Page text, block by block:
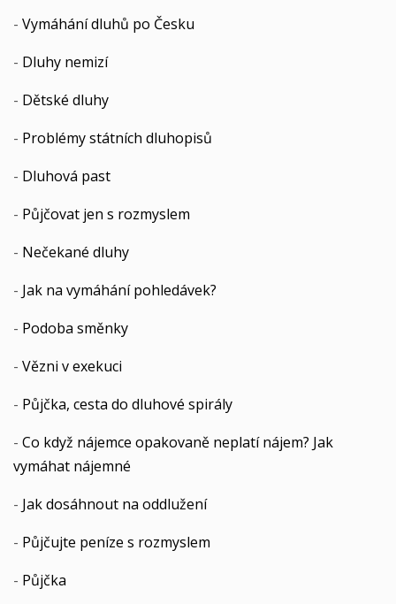
- Vymáhání dluhů po Česku
- Dluhy nemizí
- Dětské dluhy
- Problémy státních dluhopisů
- Dluhová past
- Půjčovat jen s rozmyslem
- Nečekané dluhy
- Jak na vymáhání pohledávek?
- Podoba směnky
- Vězni v exekuci
- Půjčka, cesta do dluhové spirály
- Co když nájemce opakovaně neplatí nájem? Jak
vymáhat nájemné
- Jak dosáhnout na oddlužení
- Půjčujte peníze s rozmyslem
- Půjčka